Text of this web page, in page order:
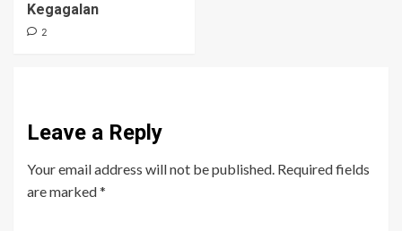
Kegagalan
2
Leave a Reply
Your email address will not be published. Required fields
are marked*